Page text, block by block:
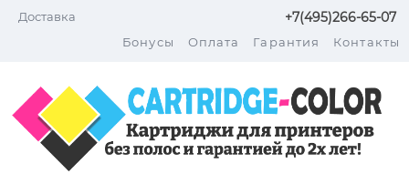
Доставка +7(495)266-65-07
Бонусы Оплата Гарантия Контакты